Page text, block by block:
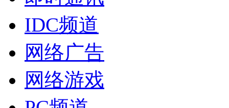
IDC频道
网络广告
网络游戏